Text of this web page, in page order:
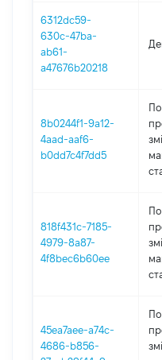
6312dc59-
630c-47ba-
ab61-
a47676b20218
8b0244f1-9a12-
4aad-aaf6-
b0dd7c4f7dd5
818f431c-7185-
4979-8a87-
4f8bec6b60ee
45ea7aee-a74c-
4686-b856-